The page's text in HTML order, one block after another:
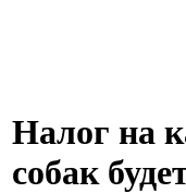
Налог на
собак